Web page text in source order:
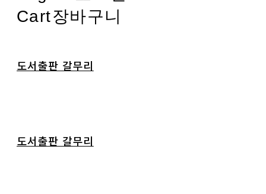
Cart장바구니
도서출판 갈무리
도서출판 갈무리